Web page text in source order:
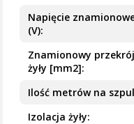
Napięcie
(V)
Znamionowy przekrój
żyły [mm2]
Ilość metrów na
Izolacja żyły